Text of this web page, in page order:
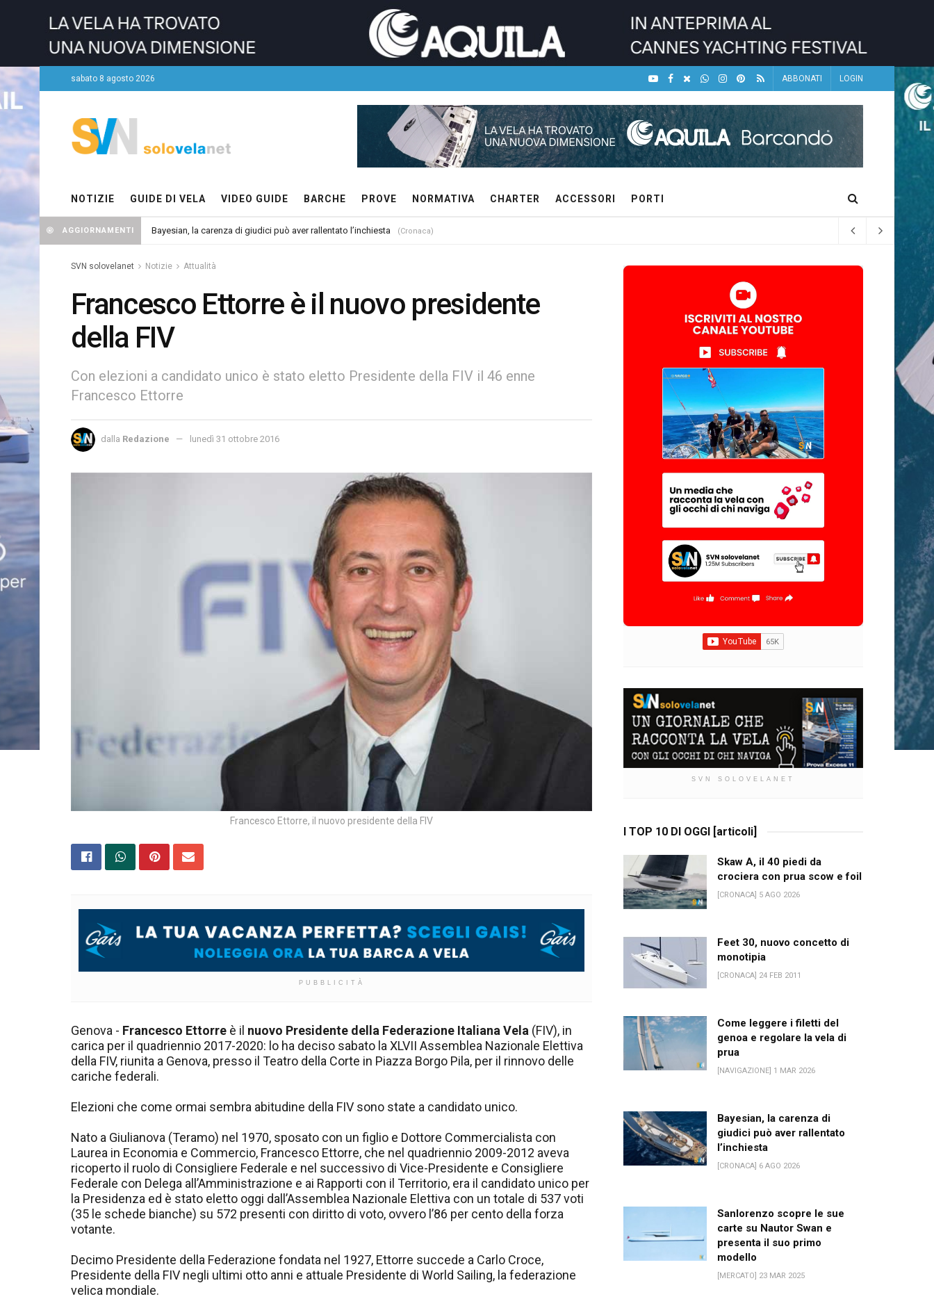
sabato 8 agosto 2026 ABBONATI LOGIN
NOTIZIE GUIDE DI VELA VIDEO GUIDE BARCHE PROVE NORMATIVA CHARTER ACCESSORI PORTI
AGGIORNAMENTI Bayesian, la carenza di giudici può aver rallentato l’inchiesta (Cronaca)
SVN solovelanet Notizie Attualità
Francesco Ettorre è il nuovo presidente
della FIV
Con elezioni a candidato unico è stato eletto Presidente della FIV il 46 enne
Francesco Ettorre
dalla Redazione lunedì 31 ottobre 2016
Francesco Ettorre, il nuovo presidente della FIV
PUBBLICITÀ
Genova - Francesco Ettorre è il nuovo Presidente della Federazione Italiana Vela (FIV), in
carica per il quadriennio 2017-2020: lo ha deciso sabato la XLVII Assemblea Nazionale Elettiva
della FIV, riunita a Genova, presso il Teatro della Corte in Piazza Borgo Pila, per il rinnovo delle
cariche federali.
Elezioni che come ormai sembra abitudine della FIV sono state a candidato unico.
Nato a Giulianova (Teramo) nel 1970, sposato con un figlio e Dottore Commercialista con
Laurea in Economia e Commercio, Francesco Ettorre, che nel quadriennio 2009-2012 aveva
ricoperto il ruolo di Consigliere Federale e nel successivo di Vice-Presidente e Consigliere
Federale con Delega all’Amministrazione e ai Rapporti con il Territorio, era il candidato unico per
la Presidenza ed è stato eletto oggi dall’Assemblea Nazionale Elettiva con un totale di 537 voti
(35 le schede bianche) su 572 presenti con diritto di voto, ovvero l’86 per cento della forza
votante.
Decimo Presidente della Federazione fondata nel 1927, Ettorre succede a Carlo Croce,
Presidente della FIV negli ultimi otto anni e attuale Presidente di World Sailing, la federazione
velica mondiale.
SVN SOLOVELANET
I TOP 10 DI OGGI [articoli]
Skaw A, il 40 piedi da
crociera con prua scow e foil
[CRONACA] 5 AGO 2026
Feet 30, nuovo concetto di
monotipia
[CRONACA] 24 FEB 2011
Come leggere i filetti del
genoa e regolare la vela di
prua
[NAVIGAZIONE] 1 MAR 2026
Bayesian, la carenza di
giudici può aver rallentato
l’inchiesta
[CRONACA] 6 AGO 2026
Sanlorenzo scopre le sue
carte su Nautor Swan e
presenta il suo primo
modello
[MERCATO] 23 MAR 2025